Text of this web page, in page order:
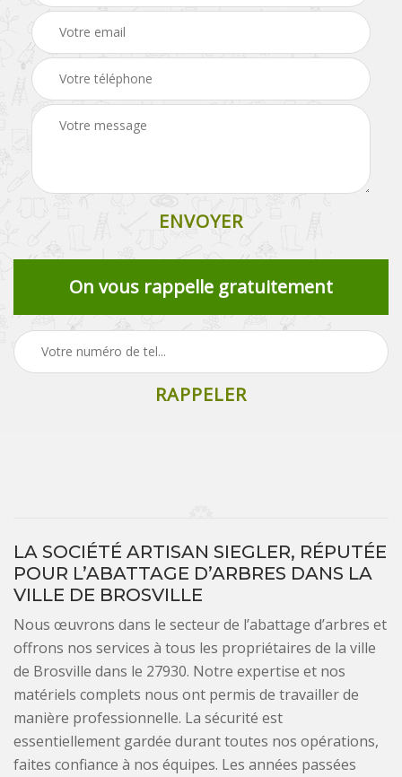
On vous rappelle gratuitement
LA SOCIÉTÉ ARTISAN SIEGLER, RÉPUTÉE
POUR L’ABATTAGE D’ARBRES DANS LA
VILLE DE BROSVILLE
Nous œuvrons dans le secteur de l’abattage d’arbres et
offrons nos services à tous les propriétaires de la ville
de Brosville dans le 27930. Notre expertise et nos
matériels complets nous ont permis de travailler de
manière professionnelle. La sécurité est
essentiellement gardée durant toutes nos opérations,
faites confiance à nos équipes. Les années passées